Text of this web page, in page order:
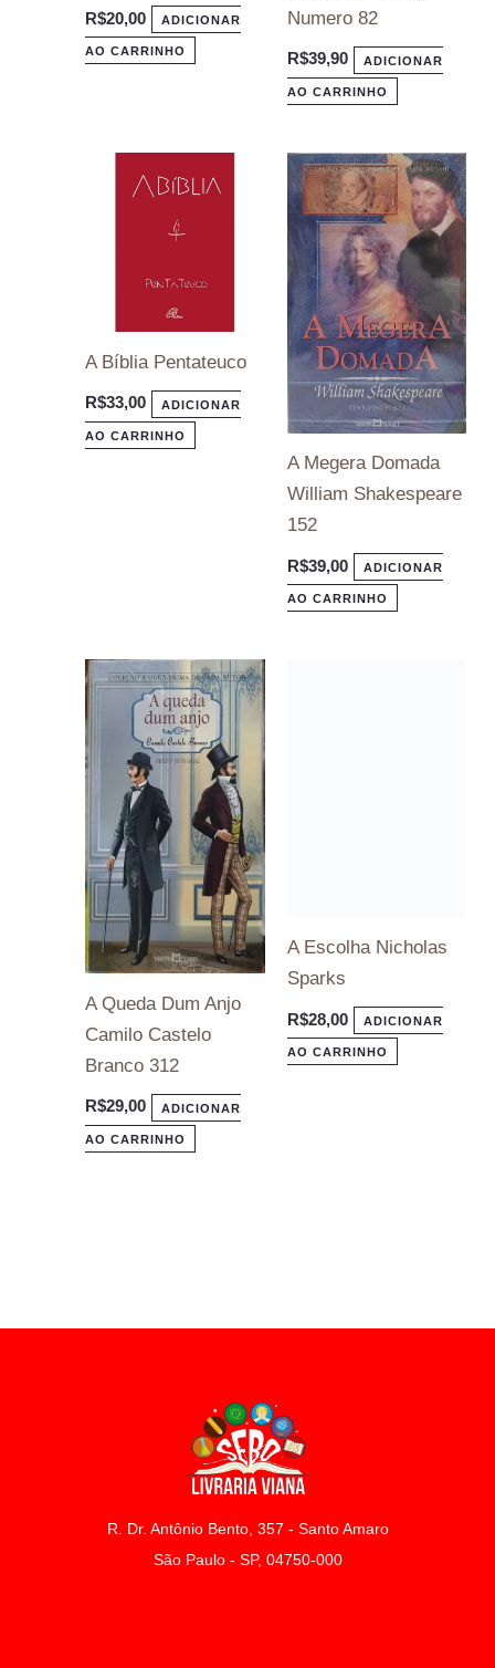
R$20,00 ADICIONAR
AO CARRINHO
Numero 82
R$39,90 ADICIONAR
AO CARRINHO
A Bíblia Pentateuco
R$33,00 ADICIONAR
AO CARRINHO
A Megera Domada
William Shakespeare
152
R$39,00 ADICIONAR
AO CARRINHO
A Queda Dum Anjo
Camilo Castelo
Branco 312
R$29,00 ADICIONAR
AO CARRINHO
R. Dr. Antônio Bento, 357 - Santo Amaro
São Paulo - SP, 04750-000